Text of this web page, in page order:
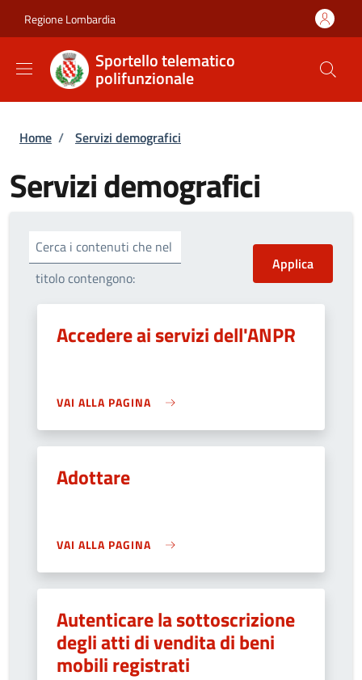
Regione Lombardia
Sportello telematico
polifunzionale
Briciole di pane
Home / Servizi demografici
Servizi demografici
Cerca i contenuti che nel
titolo contengono:
Accedere ai servizi dell'ANPR
VAI ALLA PAGINA
Adottare
VAI ALLA PAGINA
Autenticare la sottoscrizione
degli atti di vendita di beni
mobili registrati